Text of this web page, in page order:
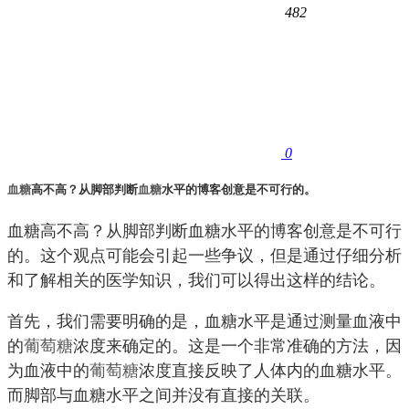
482
0
血糖高不高？从脚部判断血糖水平的博客创意是不可行的。
血糖高不高？从脚部判断血糖水平的博客创意是不可行
的。这个观点可能会引起一些争议，但是通过仔细分析
和了解相关的医学知识，我们可以得出这样的结论。
首先，我们需要明确的是，血糖水平是通过测量血液中
的葡萄糖浓度来确定的。这是一个非常准确的方法，因
为血液中的葡萄糖浓度直接反映了人体内的血糖水平。
而脚部与血糖水平之间并没有直接的关联。